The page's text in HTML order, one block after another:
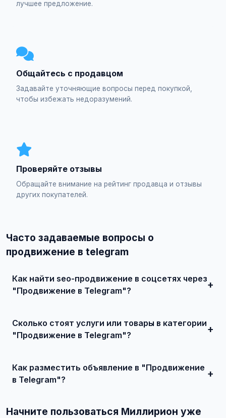
лучшее предложение.
Общайтесь с продавцом
Задавайте уточняющие вопросы перед покупкой,
чтобы избежать недоразумений.
Проверяйте отзывы
Обращайте внимание на рейтинг продавца и отзывы
других покупателей.
Часто задаваемые вопросы о
продвижение в telegram
Как найти seo-продвижение в соцсетях через
"Продвижение в Telegram"?
и договоритесь о сделке.
Сколько стоят услуги или товары в категории
"Продвижение в Telegram"?
Как разместить объявление в "Продвижение
в Telegram"?
/ SEO-продвижение в соцсетях / Продвижение в
Начните пользоваться Миллирион уже